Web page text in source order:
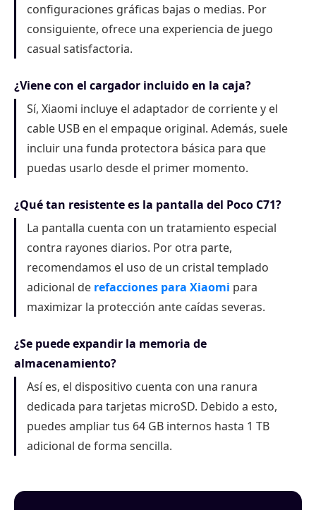
configuraciones gráficas bajas o medias. Por
consiguiente, ofrece una experiencia de juego
casual satisfactoria.
¿Viene con el cargador incluido en la caja?
Sí, Xiaomi incluye el adaptador de corriente y el
cable USB en el empaque original. Además, suele
incluir una funda protectora básica para que
puedas usarlo desde el primer momento.
¿Qué tan resistente es la pantalla del Poco C71?
La pantalla cuenta con un tratamiento especial
contra rayones diarios. Por otra parte,
recomendamos el uso de un cristal templado
adicional de refacciones para Xiaomi para
maximizar la protección ante caídas severas.
¿Se puede expandir la memoria de
almacenamiento?
Así es, el dispositivo cuenta con una ranura
dedicada para tarjetas microSD. Debido a esto,
puedes ampliar tus 64 GB internos hasta 1 TB
adicional de forma sencilla.